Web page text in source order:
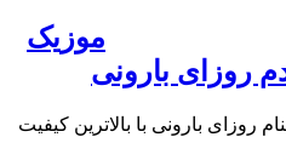
موزیک
روزای بارونی
بارونی با بالاترین کیفیت